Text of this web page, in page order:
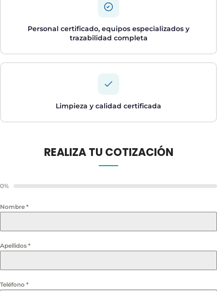
Personal certificado, equipos especializados y
trazabilidad completa
Limpieza y calidad certificada
REALIZA TU COTIZACIÓN
0%
Nombre *
Apellidos *
Teléfono *